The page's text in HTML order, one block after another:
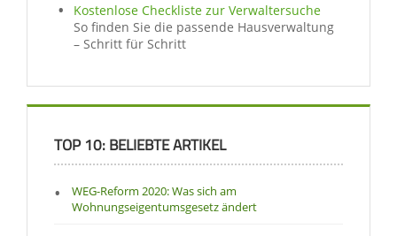
Kostenlose Checkliste zur Verwaltersuche
So finden Sie die passende Hausverwaltung
– Schritt für Schritt
TOP 10: BELIEBTE ARTIKEL
WEG-Reform 2020: Was sich am
Wohnungseigentumsgesetz ändert